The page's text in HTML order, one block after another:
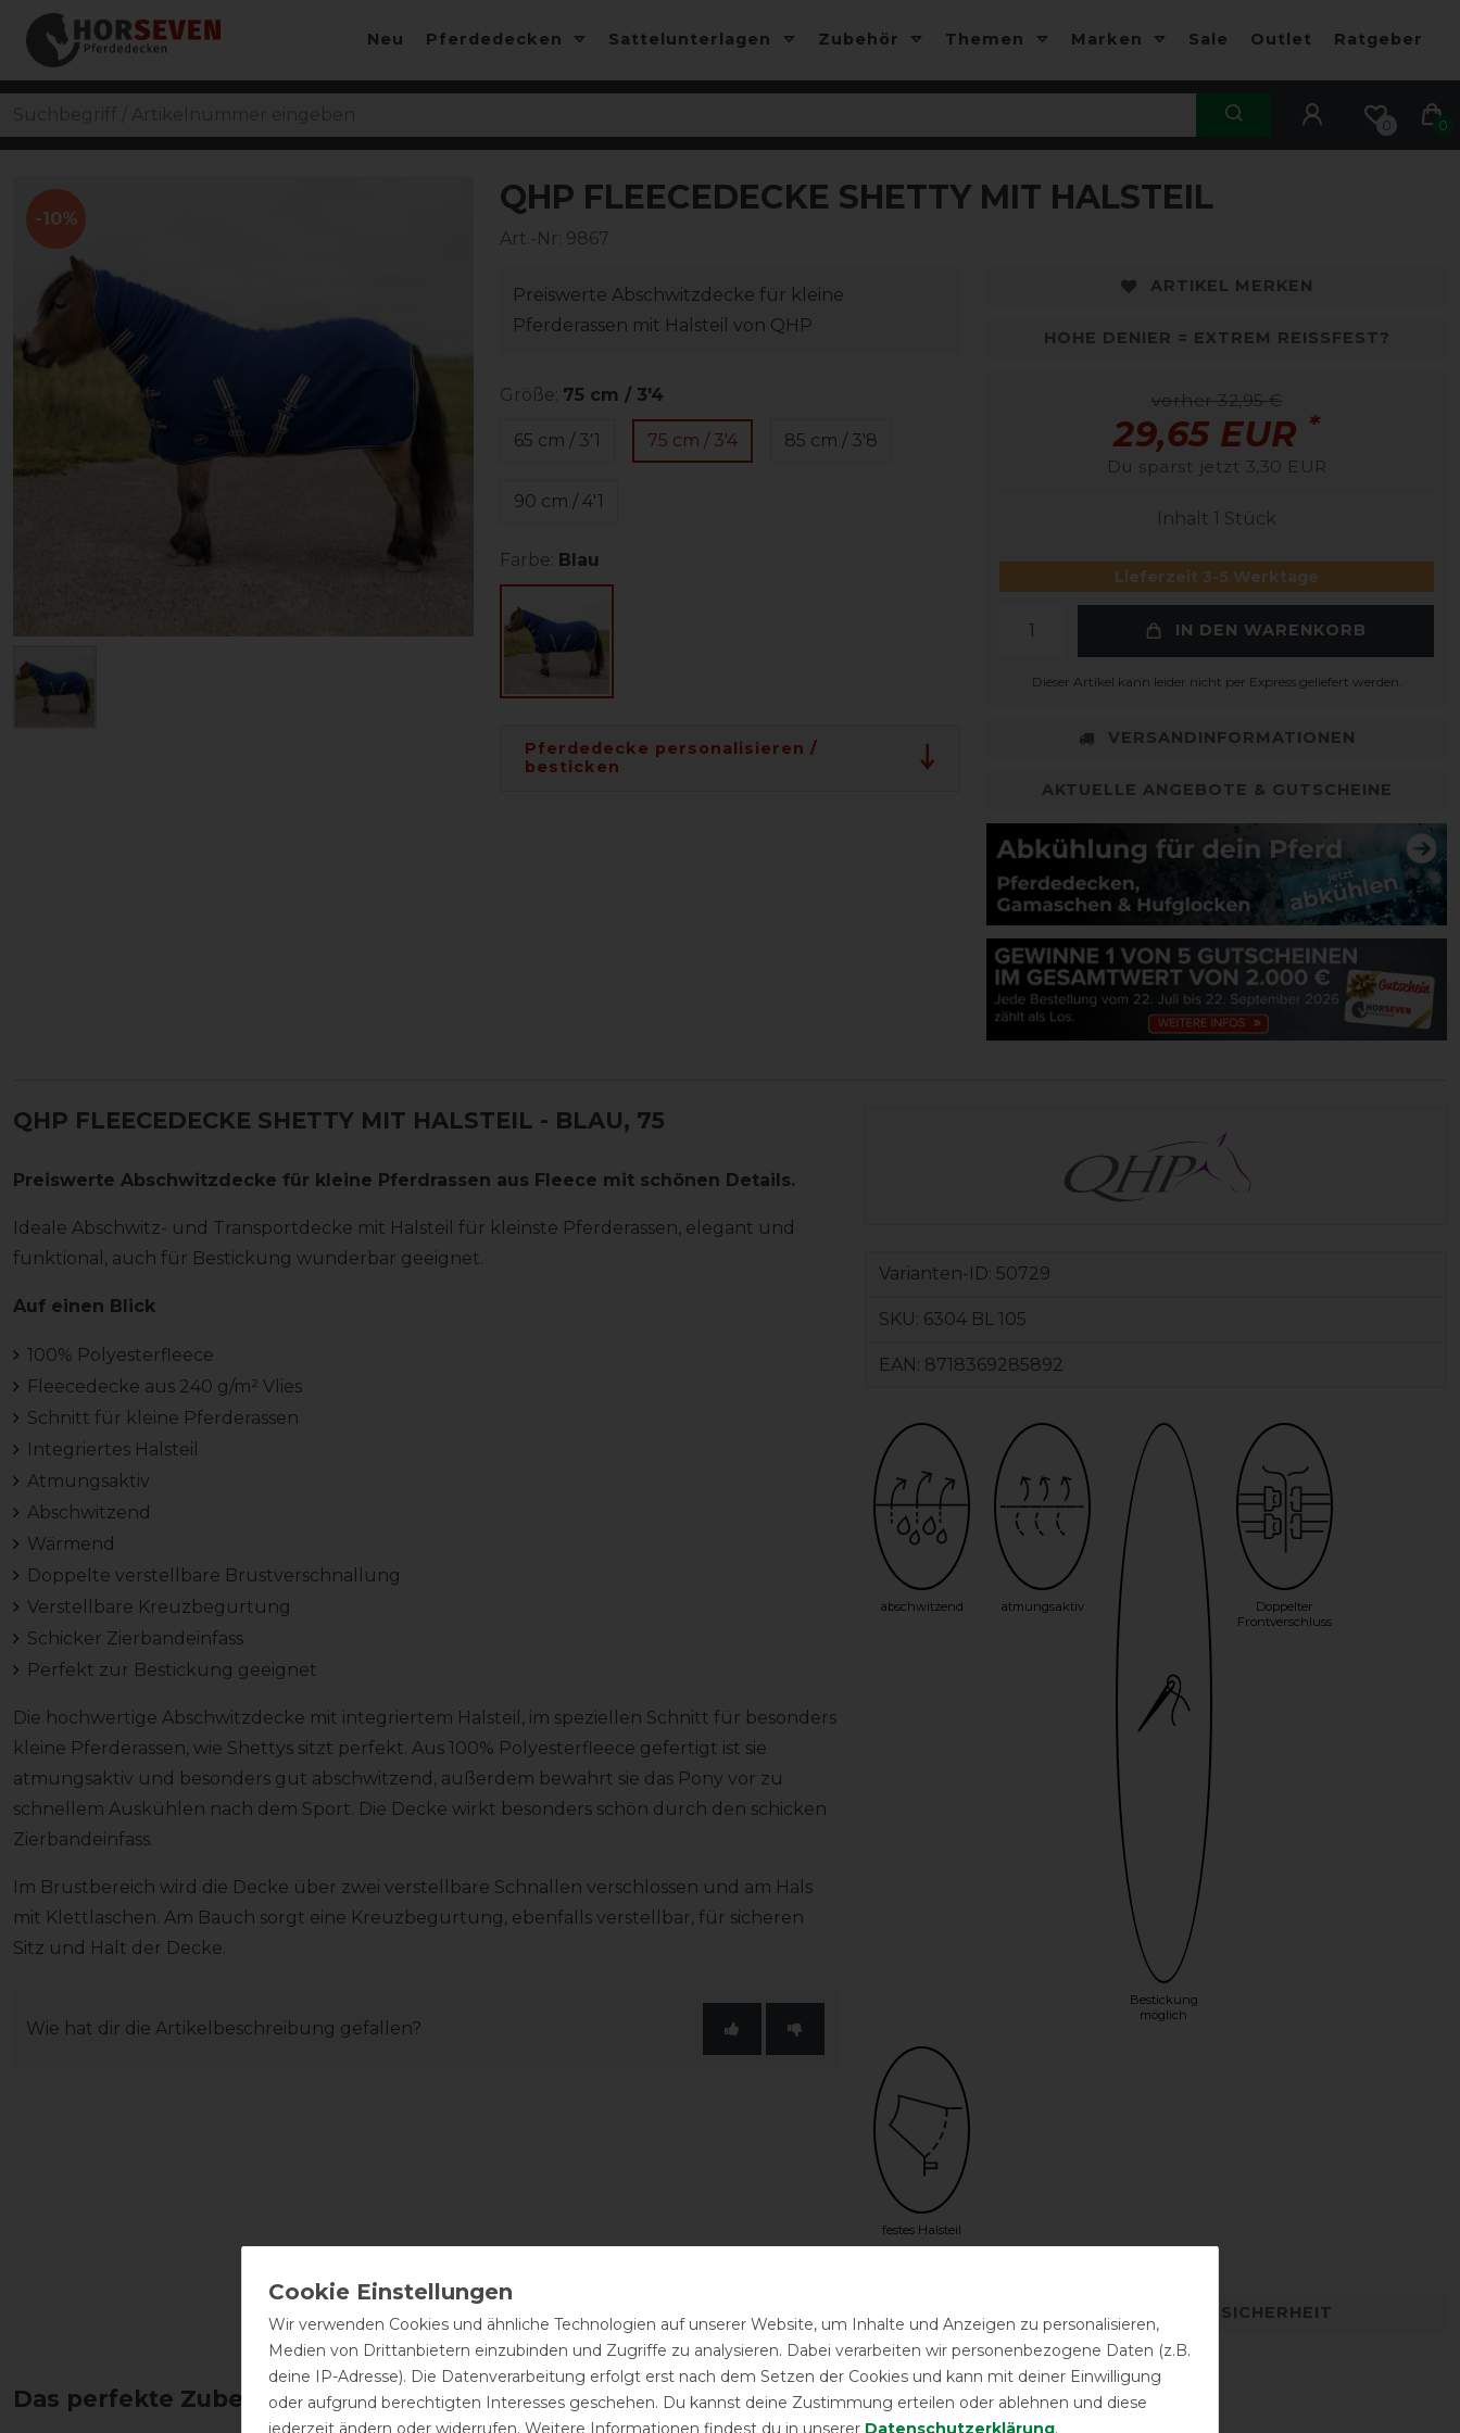
Neu Pferdedecken Sattelunterlagen Zubehör Themen Marken Sale Outlet Ratgeber
0 0
-10%
QHP FLEECEDECKE SHETTY MIT HALSTEIL
Art.-Nr: 9867
Preiswerte Abschwitzdecke für kleine
Pferderassen mit Halsteil von QHP
Größe: 75 cm / 3'4
65 cm / 3'1 75 cm / 3'4 85 cm / 3'8
90 cm / 4'1
Farbe: Blau
Pferdedecke personalisieren /
besticken
ARTIKEL MERKEN
HOHE DENIER = EXTREM REISSFEST?
vorher 32,95 €
29,65 EUR *
Du sparst jetzt 3,30 EUR
Inhalt 1 Stück
Lieferzeit 3-5 Werktage
IN DEN WARENKORB
Dieser Artikel kann leider nicht per Express geliefert werden.
VERSANDINFORMATIONEN
AKTUELLE ANGEBOTE & GUTSCHEINE
QHP FLEECEDECKE SHETTY MIT HALSTEIL - BLAU, 75
Preiswerte Abschwitzdecke für kleine Pferdrassen aus Fleece mit schönen Details.
Ideale Abschwitz- und Transportdecke mit Halsteil für kleinste Pferderassen, elegant und
funktional, auch für Bestickung wunderbar geeignet.
Auf einen Blick
100% Polyesterfleece
Fleecedecke aus 240 g/m² Vlies
Schnitt für kleine Pferderassen
Integriertes Halsteil
Atmungsaktiv
Abschwitzend
Wärmend
Doppelte verstellbare Brustverschnallung
Verstellbare Kreuzbegurtung
Schicker Zierbandeinfass
Perfekt zur Bestickung geeignet
Die hochwertige Abschwitzdecke mit integriertem Halsteil, im speziellen Schnitt für besonders
kleine Pferderassen, wie Shettys sitzt perfekt. Aus 100% Polyesterfleece gefertigt ist sie
atmungsaktiv und besonders gut abschwitzend, außerdem bewahrt sie das Pony vor zu
schnellem Auskühlen nach dem Sport. Die Decke wirkt besonders schön durch den schicken
Zierbandeinfass.
Im Brustbereich wird die Decke über zwei verstellbare Schnallen verschlossen und am Hals
mit Klettlaschen. Am Bauch sorgt eine Kreuzbegurtung, ebenfalls verstellbar, für sicheren
Sitz und Halt der Decke.
Wie hat dir die Artikelbeschreibung gefallen?
Varianten-ID: 50729
SKU: 6304 BL 105
EAN: 8718369285892
abschwitzend atmungsaktiv
Bestickung
möglich
Doppelter
Frontverschluss
festes Halsteil
DETAILS ZUR PRODUKTSICHERHEIT
Das perfekte Zubehör für dich
Wir verwenden Cookies und ähnliche Technologien auf unserer Website, um Inhalte und Anzeigen zu personalisieren,
Medien von Drittanbietern einzubinden und Zugriffe zu analysieren. Dabei verarbeiten wir personenbezogene Daten (z.B.
deine IP-Adresse). Die Datenverarbeitung erfolgt erst nach dem Setzen der Cookies und kann mit deiner Einwilligung
oder aufgrund berechtigten Interesses geschehen. Du kannst deine Zustimmung erteilen oder ablehnen und diese
jederzeit ändern oder widerrufen. Weitere Informationen findest du in unserer Daten­schutz­erklärung.